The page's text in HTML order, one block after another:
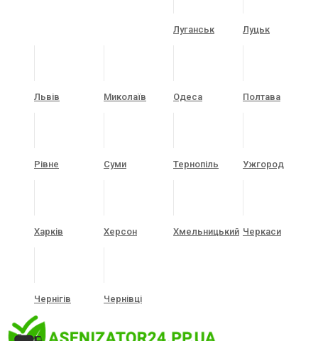
Луганськ Луцьк
Львів Миколаїв Одеса Полтава
Рівне Суми Тернопіль Ужгород
Харків Херсон Хмельницький Черкаси
Чернігів Чернівці